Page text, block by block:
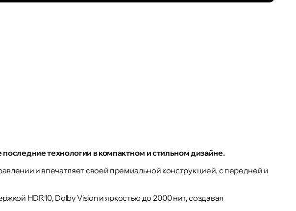
технологии в компактном и стильном дизайне.
и впечатляет своей премиальной конструкцией, с передней и
HDR10, Dolby Vision и яркостью до 2000 нит, создавая